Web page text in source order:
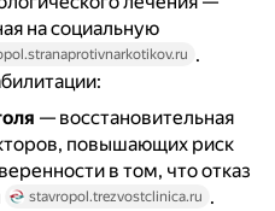
на социальную
.
— восстановительная
повышающих риск
в том, что отказ
stavropol.trezvostclinica.ru .